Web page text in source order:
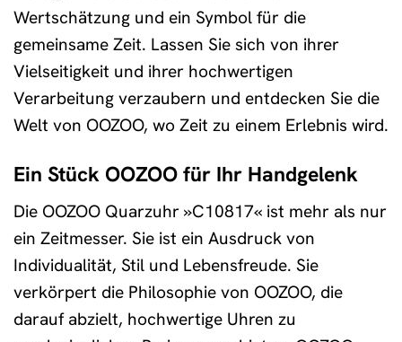
Wertschätzung und ein Symbol für die
gemeinsame Zeit. Lassen Sie sich von ihrer
Vielseitigkeit und ihrer hochwertigen
Verarbeitung verzaubern und entdecken Sie die
Welt von OOZOO, wo Zeit zu einem Erlebnis wird.
Ein Stück OOZOO für Ihr Handgelenk
Die OOZOO Quarzuhr »C10817« ist mehr als nur
ein Zeitmesser. Sie ist ein Ausdruck von
Individualität, Stil und Lebensfreude. Sie
verkörpert die Philosophie von OOZOO, die
darauf abzielt, hochwertige Uhren zu